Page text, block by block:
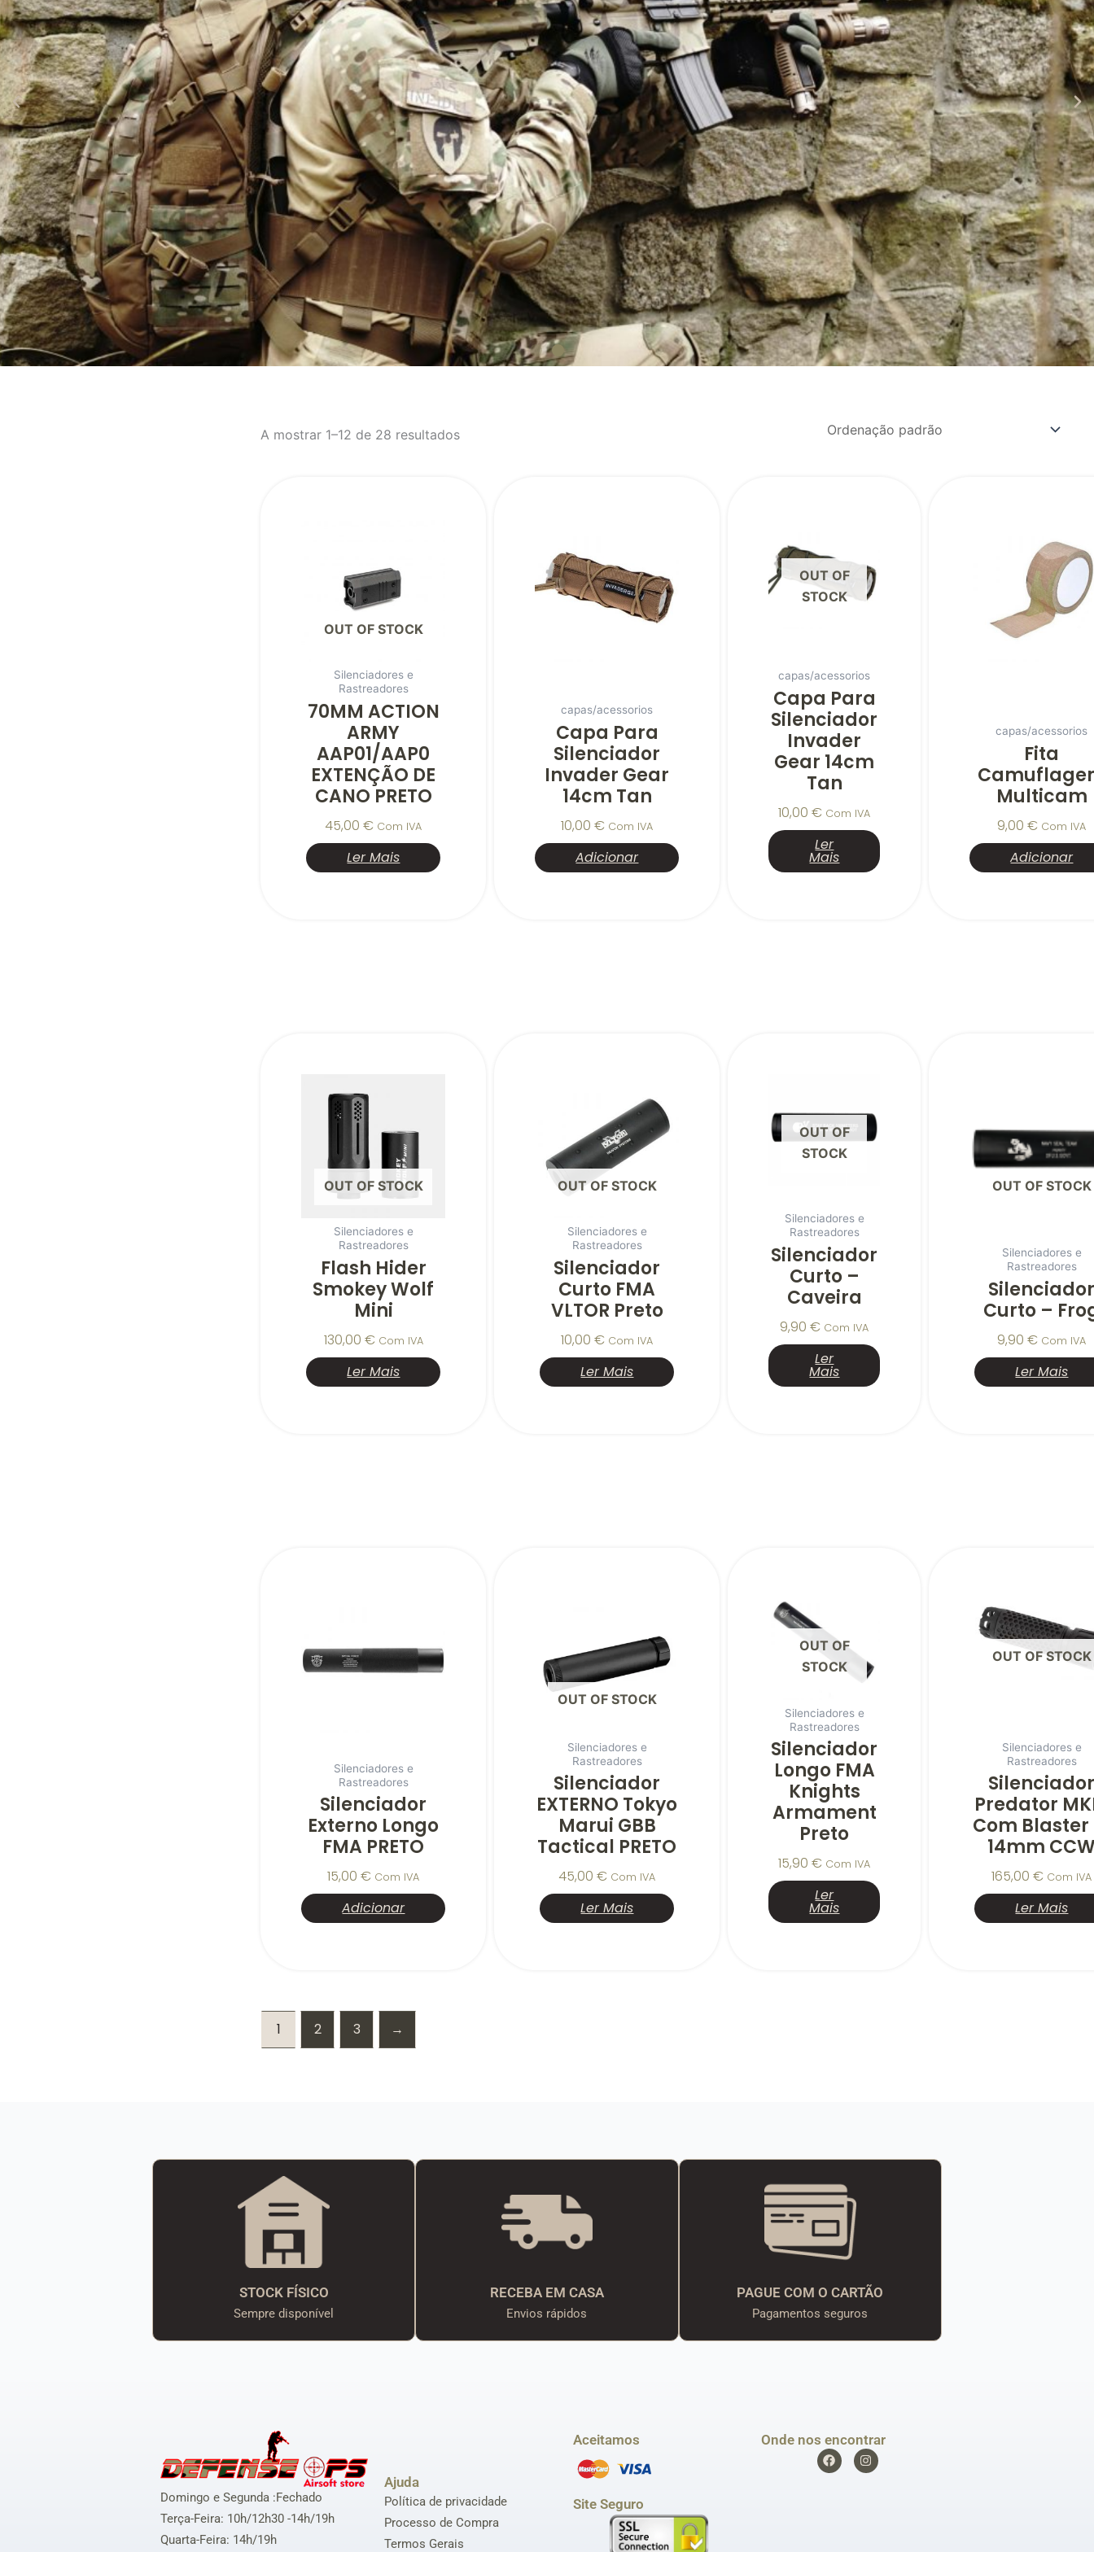
A mostrar 1–12 de 28 resultados
OUT OF STOCK
Silenciadores e
Rastreadores
70MM ACTION
ARMY
AAP01/AAP0
EXTENÇÃO DE
CANO PRETO
45,00€ Com IVA
Ler Mais
capas/acessorios
Capa Para
Silenciador
Invader Gear
14cm Tan
10,00€ Com IVA
Adicionar
OUT OF
STOCK
capas/acessorios
Capa Para
Silenciador
Invader
Gear 14cm
Tan
10,00€ Com IVA
Ler
Mais
capas/acessorios
Fita
Multicam
9,00€ Com IVA
Adicionar
OUT OF STOCK
Silenciadores e
Rastreadores
Flash Hider
Smokey Wolf
Mini
130,00 € Com IVA
Ler Mais
OUT OF STOCK
Silenciadores e
Rastreadores
Silenciador
Curto FMA
VLTOR Preto
10,00€ Com IVA
Ler Mais
OUT OF
STOCK
Silenciadores e
Rastreadores
Silenciador
Curto –
Caveira
9,90€ Com IVA
Ler
Mais
OUT OF STOCK
Silenciadores e
Rastreadores
Curto –
9,90€ Com IVA
Ler Mais
Silenciadores e
Rastreadores
Silenciador
Externo Longo
FMA PRETO
15,00€ Com IVA
Adicionar
OUT OF STOCK
Silenciadores e
Rastreadores
Silenciador
EXTERNO Tokyo
Marui GBB
Tactical PRETO
45,00€ Com IVA
Ler Mais
OUT OF
STOCK
Silenciadores e
Rastreadores
Silenciador
Longo FMA
Knights
Armament
Preto
15,90€ Com IVA
Ler
Mais
OUT OF STOCK
Silenciadores e
Rastreadores
Predator
Com Blaster
14mm
165,00€ Com IVA
Ler Mais
1 2 3 →
STOCK FÍSICO
Sempre disponível
RECEBA EM CASA
Envios rápidos
PAGUE COM O CARTÃO
Pagamentos seguros
Domingo e Segunda :Fechado
Terça-Feira: 10h/12h30 -14h/19h
Quarta-Feira: 14h/19h
Ajuda
Política de privacidade
Processo de Compra
Termos Gerais
Aceitamos
Site Seguro
Onde nos encontrar
F
a
c
I
n
s